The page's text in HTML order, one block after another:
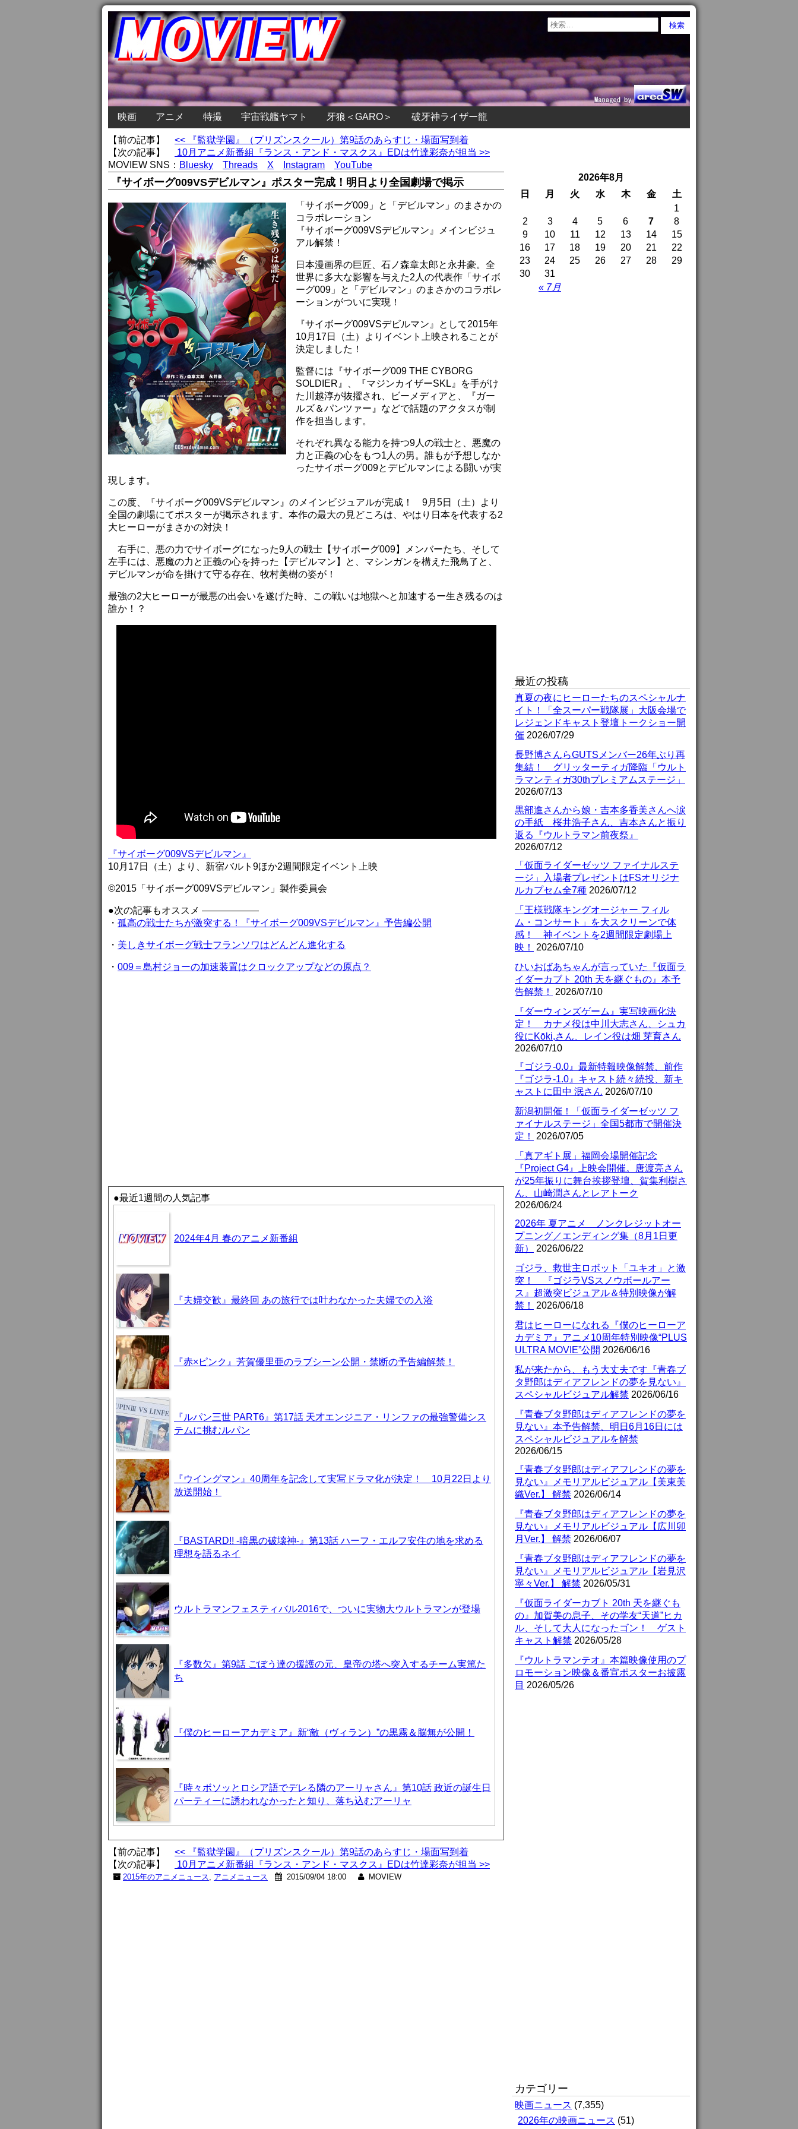
映画 アニメ 特撮 宇宙戦艦ヤマト 牙狼＜GARO＞ 破牙神ライザー龍
【前の記事】 << 『監獄学園』（プリズンスクール）第9話のあらすじ・場面写到着
【次の記事】
10月アニメ新番組『ランス・アンド・マスクス』EDは竹達彩奈が担当 >>
MOVIEW SNS： Bluesky Threads X Instagram YouTube
『サイボーグ009VSデビルマン』ポスター完成！明日より全国劇場で掲示
「サイボーグ009」と「デビルマン」のまさかの
コラボレーション
『サイボーグ009VSデビルマン』メインビジュ
アル解禁！
日本漫画界の巨匠、石ノ森章太郎と永井豪。全
世界に多大な影響を与えた2人の代表作「サイボ
ーグ009」と「デビルマン」のまさかのコラボレ
ーションがついに実現！
『サイボーグ009VSデビルマン』として2015年
10月17日（土）よりイベント上映されることが
決定しました！
監督には『サイボーグ009 THE CYBORG
SOLDIER』、『マジンカイザーSKL』を手がけ
た川越淳が抜擢され、ビーメディアと、『ガー
ルズ＆パンツァー』などで話題のアクタスが制
作を担当します。
それぞれ異なる能力を持つ9人の戦士と、悪魔の
力と正義の心をもつ1人の男。誰もが予想しなか
ったサイボーグ009とデビルマンによる闘いが実
現します。
この度、『サイボーグ009VSデビルマン』のメインビジュアルが完成！ 9月5日（土）より
全国の劇場にてポスターが掲示されます。本作の最大の見どころは、やはり日本を代表する2
大ヒーローがまさかの対決！
右手に、悪の力でサイボーグになった9人の戦士【サイボーグ009】メンバーたち、そして
左手には、悪魔の力と正義の心を持った【デビルマン】と、マシンガンを構えた飛鳥了と、
デビルマンが命を掛けて守る存在、牧村美樹の姿が！
最強の2大ヒーローが最悪の出会いを遂げた時、この戦いは地獄へと加速するー生き残るのは
誰か！？
『サイボーグ009VSデビルマン』
10月17日（土）より、新宿バルト9ほか2週間限定イベント上映
©2015「サイボーグ009VSデビルマン」製作委員会
●次の記事もオススメ ——————
・ 孤高の戦士たちが激突する！『サイボーグ009VSデビルマン』予告編公開
・ 美しきサイボーグ戦士フランソワはどんどん進化する
・ 009＝島村ジョーの加速装置はクロックアップなどの原点？
●最近1週間の人気記事
2024年4月 春のアニメ新番組
『夫婦交歓』最終回 あの旅行では叶わなかった夫婦での入浴
『赤×ピンク』芳賀優里亜のラブシーン公開・禁断の予告編解禁！
『ルパン三世 PART6』第17話 天才エンジニア・リンファの最強警備シス
テムに挑むルパン
『ウイングマン』40周年を記念して実写ドラマ化が決定！ 10月22日より
放送開始！
『BASTARD!! -暗黒の破壊神-』第13話 ハーフ・エルフ安住の地を求める
理想を語るネイ
ウルトラマンフェスティバル2016で、ついに実物大ウルトラマンが登場
『多数欠』第9話 ごぼう達の援護の元、皇帝の塔へ突入するチーム実篤た
ち
『僕のヒーローアカデミア』新“敵（ヴィラン）”の黒霧＆脳無が公開！
『時々ボソッとロシア語でデレる隣のアーリャさん』第10話 政近の誕生日
パーティーに誘われなかったと知り、落ち込むアーリャ
【前の記事】 << 『監獄学園』（プリズンスクール）第9話のあらすじ・場面写到着
【次の記事】
10月アニメ新番組『ランス・アンド・マスクス』EDは竹達彩奈が担当 >>
2015年のアニメニュース, アニメニュース 2015/09/04 18:00 MOVIEW
2026年8月
日
月 火 水 木 金 土
« 7月
1
2
3 4 5 6 7
8
9
10 11 12 13 14
15
16
17 18 19 20 21
22
23
24 25 26 27 28
29
30
31
最近の投稿
真夏の夜にヒーローたちのスペシャルナ
イト！「全スーパー戦隊展」大阪会場で
レジェンドキャスト登壇トークショー開
催 2026/07/29
長野博さんらGUTSメンバー26年ぶり再
集結！ グリッターティガ降臨「ウルト
ラマンティガ30thプレミアムステージ」
2026/07/13
黒部進さんから娘・吉本多香美さんへ涙
の手紙 桜井浩子さん、吉本さんと振り
返る『ウルトラマン前夜祭』
2026/07/12
「仮面ライダーゼッツ ファイナルステ
ージ」入場者プレゼントはFSオリジナ
ルカプセム全7種 2026/07/12
「王様戦隊キングオージャー フィル
ム・コンサート」を大スクリーンで体
感！ 神イベントを2週間限定劇場上
映！
2026/07/10
ひいおばあちゃんが言っていた『仮面ラ
イダーカブト 20th 天を継ぐもの』本予
告解禁！
2026/07/10
『ダーウィンズゲーム』実写映画化決
定！ カナメ役は中川大志さん、シュカ
役にKōki,さん、レイン役は畑 芽育さん
2026/07/10
『ゴジラ-0.0』最新特報映像解禁、前作
『ゴジラ-1.0』キャスト続々続投、新キ
ャストに田中 泯さん 2026/07/10
新潟初開催！「仮面ライダーゼッツ フ
ァイナルステージ」全国5都市で開催決
定！
2026/07/05
「真アギト展」福岡会場開催記念
『Project G4』上映会開催。唐渡亮さん
が25年振りに舞台挨拶登壇、賀集利樹さ
ん、山崎潤さんとレアトーク
2026/06/24
2026年 夏アニメ ノンクレジットオー
プニング／エンディング集（8月1日更
新）
2026/06/22
ゴジラ、救世主ロボット「ユキオ」と激
突！ 『ゴジラVSスノウボールアー
ス』超激突ビジュアル＆特別映像が解
禁！
2026/06/18
君はヒーローになれる『僕のヒーローア
カデミア』アニメ10周年特別映像“PLUS
ULTRA MOVIE”公開 2026/06/16
私が来たから、もう大丈夫です『青春ブ
タ野郎はディアフレンドの夢を見ない』
スペシャルビジュアル解禁 2026/06/16
『青春ブタ野郎はディアフレンドの夢を
見ない』本予告解禁、明日6月16日には
スペシャルビジュアルを解禁
2026/06/15
『青春ブタ野郎はディアフレンドの夢を
見ない』メモリアルビジュアル【美東美
織Ver.】 解禁 2026/06/14
『青春ブタ野郎はディアフレンドの夢を
見ない』メモリアルビジュアル【広川卯
月Ver.】 解禁 2026/06/07
『青春ブタ野郎はディアフレンドの夢を
見ない』メモリアルビジュアル【岩見沢
寧々Ver.】 解禁 2026/05/31
『仮面ライダーカブト 20th 天を継ぐも
の』加賀美の息子、その学友“天道”ヒカ
ル、そして大人になったゴン！ ゲスト
キャスト解禁 2026/05/28
『ウルトラマンテオ』本篇映像使用のプ
ロモーション映像＆番宣ポスターお披露
目 2026/05/26
カテゴリー
映画ニュース (7,355)
2026年の映画ニュース (51)